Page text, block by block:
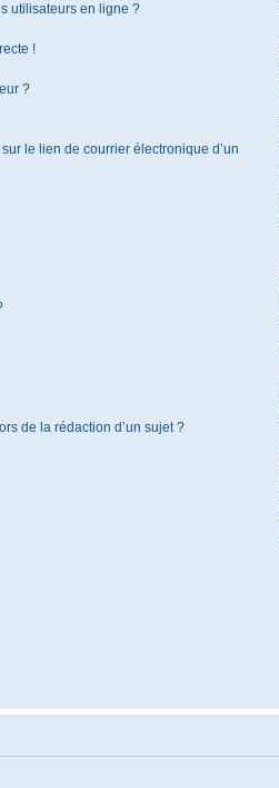
utilisateurs en ligne ?
!
?
le lien de courrier électronique d’un
de la rédaction d’un sujet ?